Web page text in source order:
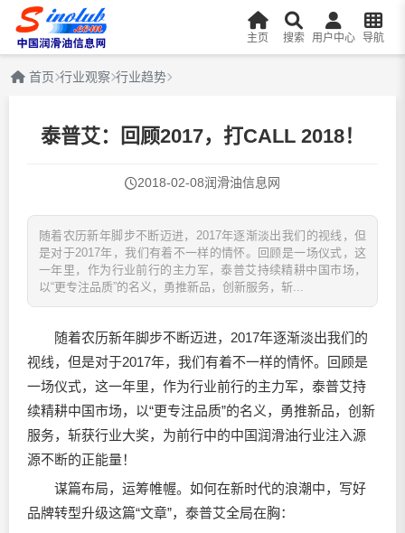
主页 搜索 用户中心 导航
首页 行业观察 行业趋势
泰普艾：回顾2017，打CALL 2018！
2018-02-08润滑油信息网
随着农历新年脚步不断迈进，2017年逐渐淡出我们的视线，但
是对于2017年，我们有着不一样的情怀。回顾是一场仪式，这
一年里，作为行业前行的主力军，泰普艾持续精耕中国市场，
以“更专注品质”的名义，勇推新品，创新服务，斩...
随着农历新年脚步不断迈进，2017年逐渐淡出我们的
视线，但是对于2017年，我们有着不一样的情怀。回顾是
一场仪式，这一年里，作为行业前行的主力军，泰普艾持
续精耕中国市场，以“更专注品质”的名义，勇推新品，创新
服务，斩获行业大奖，为前行中的中国润滑油行业注入源
源不断的正能量！
谋篇布局，运筹帷幄。如何在新时代的浪潮中，写好
品牌转型升级这篇“文章”，泰普艾全局在胸：